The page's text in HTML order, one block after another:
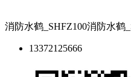
消防水鹤_SHFZ100消防水鹤
13372125666